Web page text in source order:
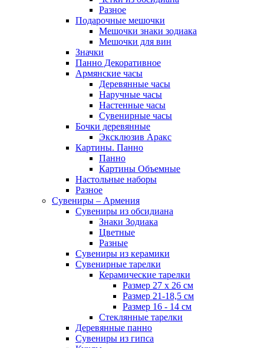
Разное
Подарочные мешочки
Мешочки знаки зодиака
Мешочки для вин
Значки
Панно Декоративное
Армянские часы
Деревянные часы
Наручные часы
Настенные часы
Сувенирные часы
Бочки деревянные
Эксклюзив Аракс
Картины. Панно
Панно
Картины Объемные
Настольные наборы
Разное
Сувениры – Армения
Сувениры из обсидиана
Знаки Зодиака
Цветные
Разные
Сувениры из керамики
Сувенирные тарелки
Керамические тарелки
Размер 27 х 26 см
Размер 21-18,5 см
Размер 16 - 14 см
Стеклянные тарелки
Деревянные панно
Сувениры из гипса